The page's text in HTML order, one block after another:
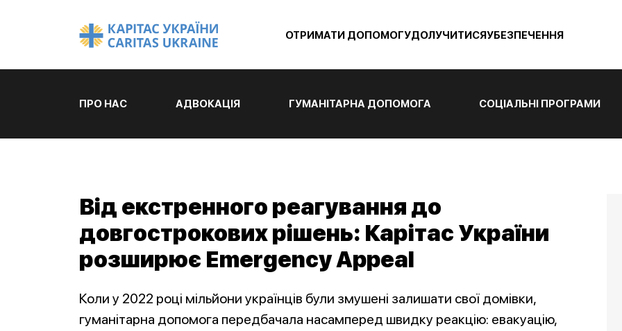
ОТРИМАТИ ДОПОМОГУДОЛУЧИТИСЯУБЕЗПЕЧЕННЯ
ПРО НАС АДВОКАЦІЯ ГУМАНІТАРНА ДОПОМОГА СОЦІАЛЬНІ ПРОГРАМИ
Від екстренного реагування до
довгострокових рішень: Карітас України
розширює Emergency Appeal
Коли у 2022 році мільйони українців були змушені залишати свої домівки,
гуманітарна допомога передбачала насамперед швидку реакцію: евакуацію,